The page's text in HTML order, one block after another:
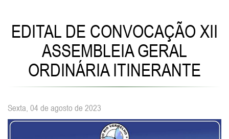
EDITAL DE CONVOCAÇÃO XII
ASSEMBLEIA GERAL
ORDINÁRIA ITINERANTE
Sexta, 04 de agosto de 2023